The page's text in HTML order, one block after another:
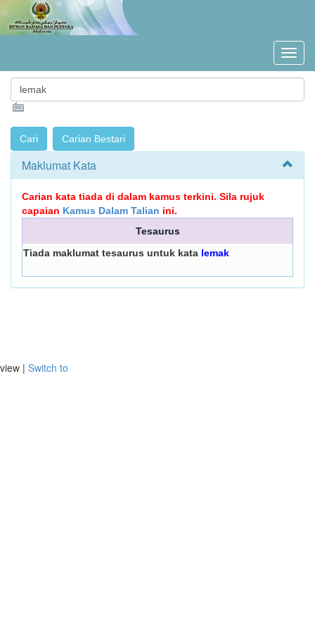
Maklumat Kata
Carian kata tiada di dalam kamus terkini. Sila rujuk
capaian Kamus Dalam Talian ini.
Tesaurus
Tiada maklumat tesaurus untuk kata lemak
view | Switch to